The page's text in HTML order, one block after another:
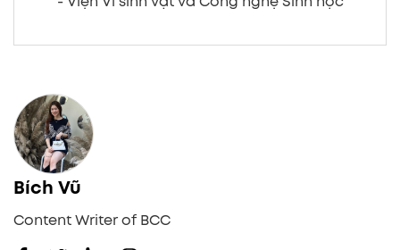
Bích Vũ
Content Writer of BCC